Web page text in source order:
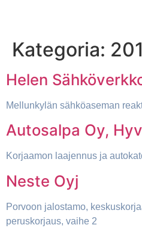
Kategoria:
Helen
Mellunkylän sähköaseman
Autosalpa Oy,
Korjaamon laajennus ja
Neste Oyj
Porvoon jalostamo,
peruskorjaus, vaihe 2